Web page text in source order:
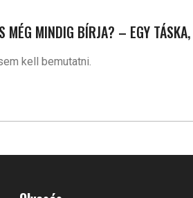
MÉG MINDIG BÍRJA? – EGY
kell bemutatni.